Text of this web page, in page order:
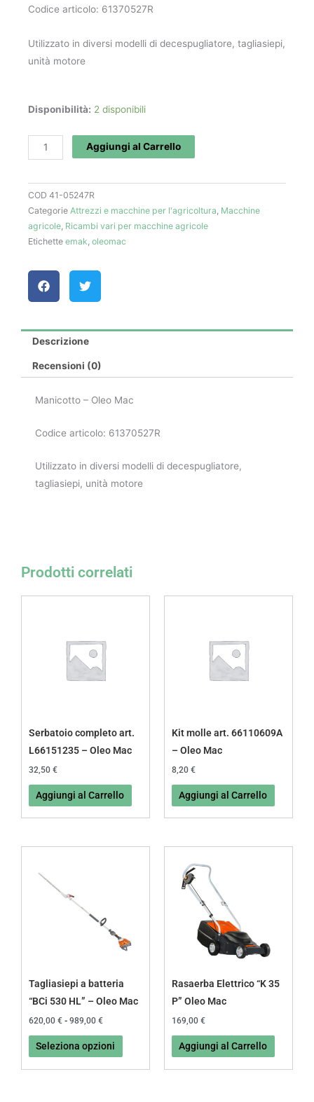
Codice articolo: 61370527R
Utilizzato in diversi modelli di decespugliatore, tagliasiepi,
unità motore
Disponibilità: 2 disponibili
Manicotto
61370527R
-
Mac
quantità
Aggiungi al Carrello
COD 41-05247R
Categorie Attrezzi e macchine per l'agricoltura, Macchine
agricole, Ricambi vari per macchine agricole
Etichette emak, oleomac
Descrizione
Recensioni (0)
Manicotto – Oleo Mac
Codice articolo: 61370527R
Utilizzato in diversi modelli di decespugliatore,
tagliasiepi, unità motore
Prodotti correlati
Serbatoio completo art.
L66151235 – Oleo Mac
32,50 €
Aggiungi al Carrello
Kit molle art. 66110609A
– Oleo Mac
8,20 €
Aggiungi al Carrello
Tagliasiepi a batteria
“BCi 530 HL” – Oleo Mac
620,00 € - 989,00 €
989,00 €
Seleziona opzioni
Le
essere
Rasaerba Elettrico “K 35
P” Oleo Mac
169,00 €
Aggiungi al Carrello